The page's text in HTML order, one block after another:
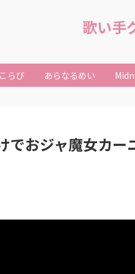
歌い手
らび あらなるめい
おジャ魔女カー